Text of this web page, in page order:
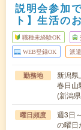
説明会参加
ト】生活の
職種未経験OK
WEB登録OK 派遣
勤務地
新潟県
春日山
(新潟
曜日頻度
週3日
の曜日